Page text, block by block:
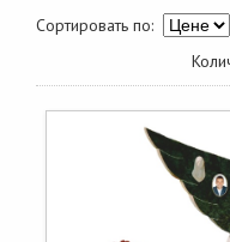
Сортировать по: